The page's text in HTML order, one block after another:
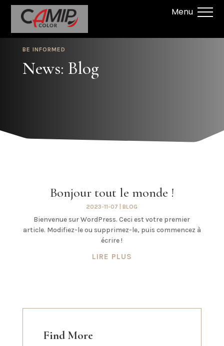
BE INFORMED
News: Blog
Bonjour tout le monde !
2023-11-07 |BLOG
Bienvenue sur WordPress. Ceci est votre premier
article. Modifiez-le ou supprimez-le, puis commencez à
écrire !
LIRE PLUS
Find More